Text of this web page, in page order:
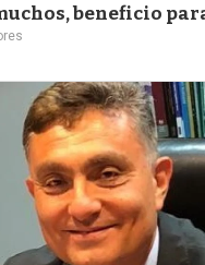
beneficio